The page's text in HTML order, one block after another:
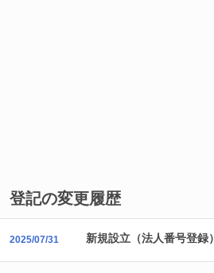
登記の変更履歴
2025/07/31 新規設立（法人番号登録）